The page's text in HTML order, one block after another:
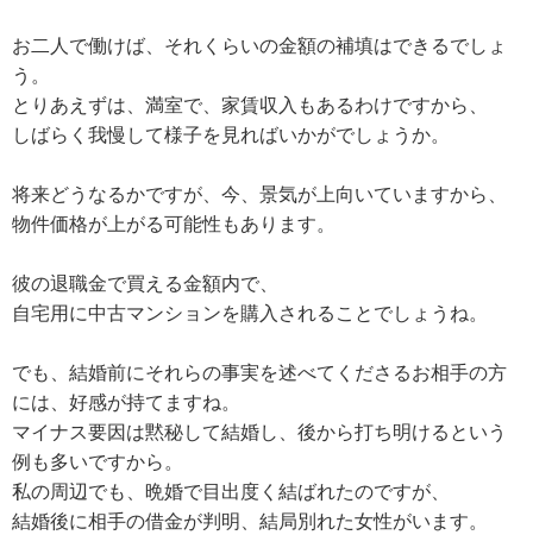
お二人で働けば、それくらいの金額の補填はできるでしょ
う。
とりあえずは、満室で、家賃収入もあるわけですから、
しばらく我慢して様子を見ればいかがでしょうか。
将来どうなるかですが、今、景気が上向いていますから、
物件価格が上がる可能性もあります。
彼の退職金で買える金額内で、
自宅用に中古マンションを購入されることでしょうね。
でも、結婚前にそれらの事実を述べてくださるお相手の方
には、好感が持てますね。
マイナス要因は黙秘して結婚し、後から打ち明けるという
例も多いですから。
私の周辺でも、晩婚で目出度く結ばれたのですが、
結婚後に相手の借金が判明、結局別れた女性がいます。